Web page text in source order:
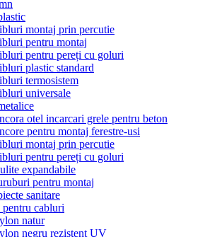
montaj prin percutie
pentru montaj
pentru pereți cu goluri
plastic standard
termosistem
universale
otel incarcari grele pentru beton
pentru montaj ferestre-usi
montaj prin percutie
pentru pereți cu goluri
expandabile
pentru montaj
sanitare
cabluri
natur
negru rezistent UV